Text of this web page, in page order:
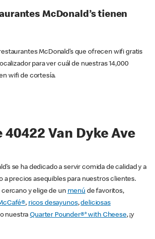
McDonald’s tienen
McDonald’s que ofrecen wifi gratis
para ver cuál de nuestras 14,000
wifi de cortesía.
40422 Van Dyke Ave
se ha dedicado a servir comida de calidad y a
a precios asequibles para nuestros clientes.
cercano y elige de un menú de favoritos,
, ricos desayunos,deliciosas
nuestraQuarter Pounder®* with Cheese, ¡y